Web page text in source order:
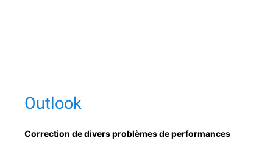
Outlook
Cor­rec­tion de divers prob­lèmes de performances